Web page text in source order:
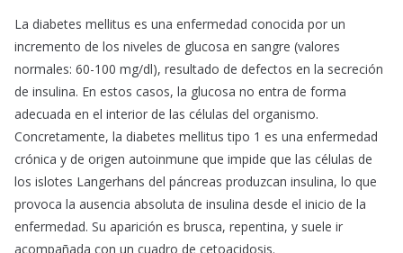
La diabetes mellitus es una enfermedad conocida por un
incremento de los niveles de glucosa en sangre (valores
normales: 60-100 mg/dl), resultado de defectos en la secreción
de insulina. En estos casos, la glucosa no entra de forma
adecuada en el interior de las células del organismo. ​​
Concretamente, la diabetes mellitus tipo 1 es una enfermedad
crónica y de origen autoinmune que impide que las células de
los islotes Langerhans del páncreas produzcan insulina, lo que
provoca la ausencia absoluta de insulina desde el inicio de la
enfermedad. Su aparición es brusca, repentina, y suele ir
acompañada con un cuadro de cetoacidosis.